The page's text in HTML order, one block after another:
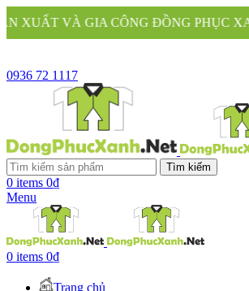
ĐỒNG PHỤC XANH KÍNH
0936 72 1117
Tìm kiếm
0 items 0₫
Menu
0 items 0₫
Trang chủ